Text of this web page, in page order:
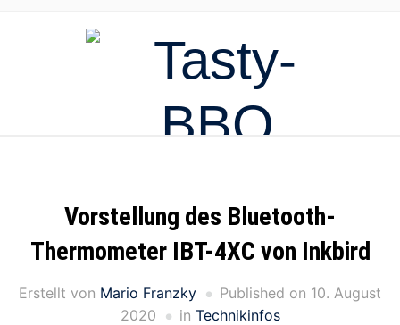
Vorstellung des Bluetooth-
Thermometer IBT-4XC von Inkbird
Erstellt von Mario Franzky Published on 10. August
2020
in Technikinfos